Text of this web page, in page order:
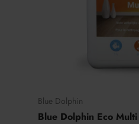
Blue Dolphin
Blue Dolphin Eco